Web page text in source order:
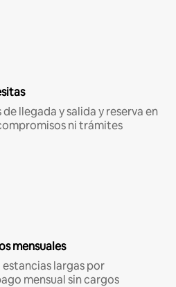
llegada y salida y reserva en
ni trámites
mensuales
largas por
mensual sin cargos